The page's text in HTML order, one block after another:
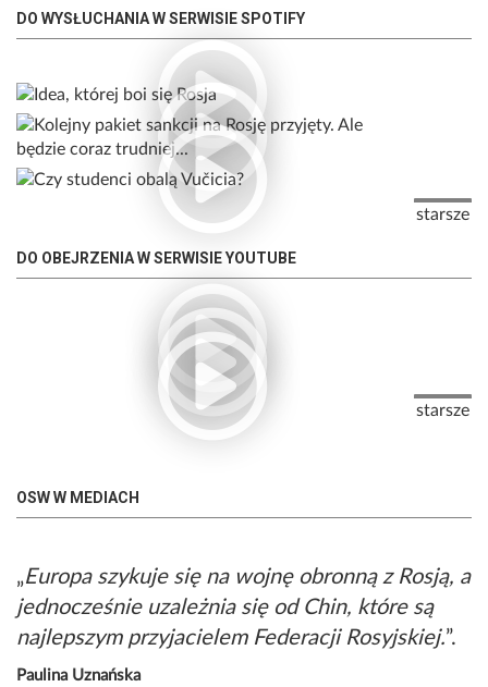
DO WYSŁUCHANIA W SERWISIE SPOTIFY
starsze
DO OBEJRZENIA W SERWISIE YOUTUBE
starsze
OSW W MEDIACH
Europa szykuje się na wojnę obronną z Rosją, a
jednocześnie uzależnia się od Chin, które są
najlepszym przyjacielem Federacji Rosyjskiej.
Paulina Uznańska